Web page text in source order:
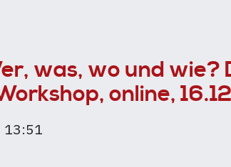
was, wo und wie?
online,
13:51